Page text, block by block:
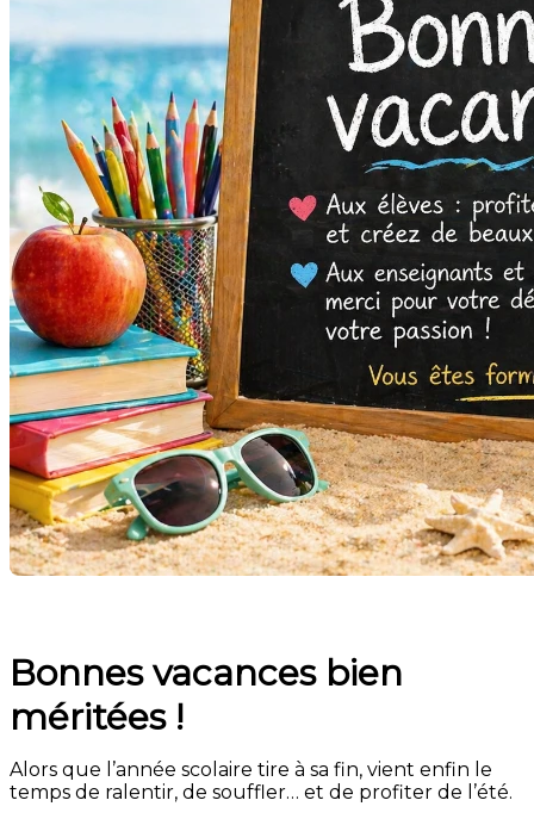
Bonnes vacances bien
méritées !
Alors que l’année scolaire tire à sa fin, vient enfin le
temps de ralentir, de souffler… et de profiter de l’été.